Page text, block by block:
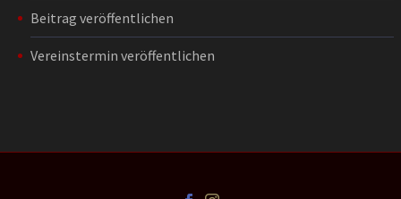
Beitrag veröffentlichen
Vereinstermin veröffentlichen